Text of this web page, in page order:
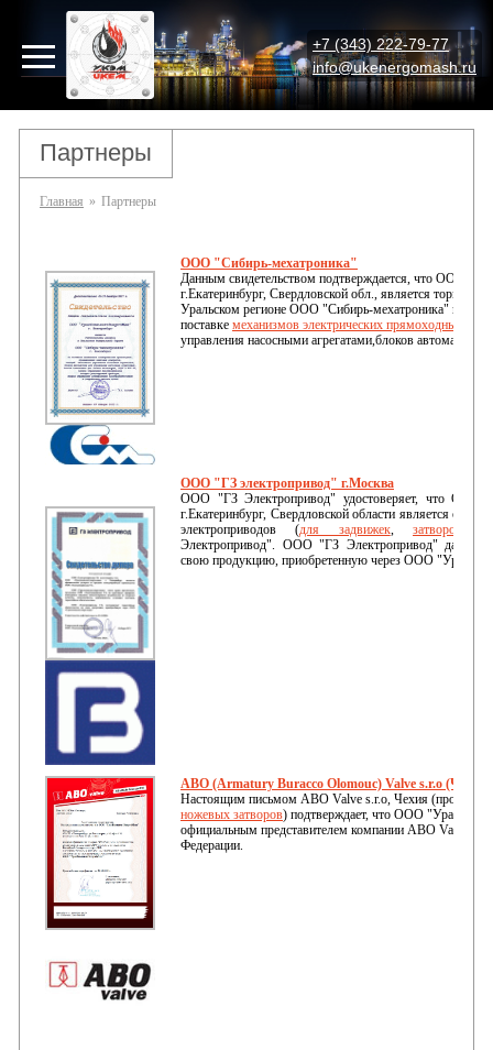
+7 (343) 222-79-77
info@ukenergomash.ru
Партнеры
Главная » Партнеры
ООО "Сибирь-мехатроника"
Данным свидетельством подтверждается, что ООО
г.Екатеринбург, Свердловской обл., является торговым
Уральском регионе ООО "Сибирь-мехатроника"
поставке механизмов электрических прямоходных
управления насосными агрегатами,блоков
ООО "ГЗ электропривод" г.Москва
ООО "ГЗ Электропривод" удостоверяет, что ООО
г.Екатеринбург, Свердловской области является
электроприводов (для задвижек,затворов
Электропривод". ООО "ГЗ Электропривод" дает
свою продукцию, приобретенную через ООО
ABO (Armatury Buracco Olomouc) Valve s.r.o (Чехия)
Настоящим письмом АВО Valve s.r.o, Чехия
ножевых затворов) подтверждает, что ООО
официальным представителем компании АВО Valve
Федерации.